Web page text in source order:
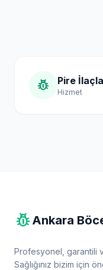
pest_control Pire
Hizmet
pest_control Ankara
Profesyonel, garantili
Sağlığınız bizim için